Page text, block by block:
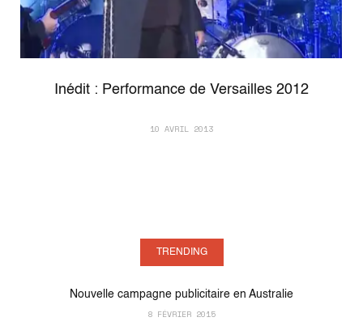
Inédit : Performance de Versailles 2012
10 AVRIL 2013
TRENDING
Nouvelle campagne publicitaire en Australie
8 FÉVRIER 2015